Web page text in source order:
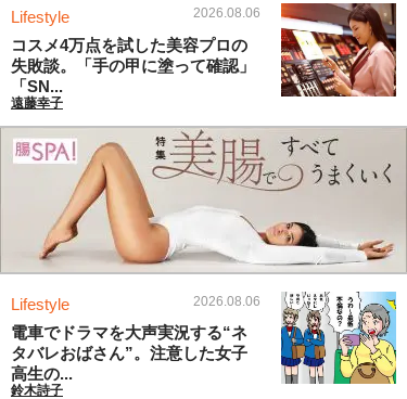
Lifestyle 2026.08.06
コスメ4万点を試した美容プロの
失敗談。「手の甲に塗って確認」
「SN...
遠藤幸子
Lifestyle 2026.08.06
電車でドラマを大声実況する“ネ
タバレおばさん”。注意した女子
高生の...
鈴木詩子